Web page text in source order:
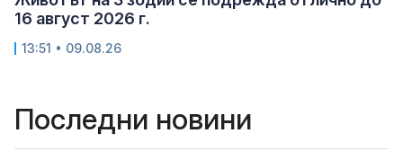
16 август 2026 г.
13:51 • 09.08.26
Последни новини